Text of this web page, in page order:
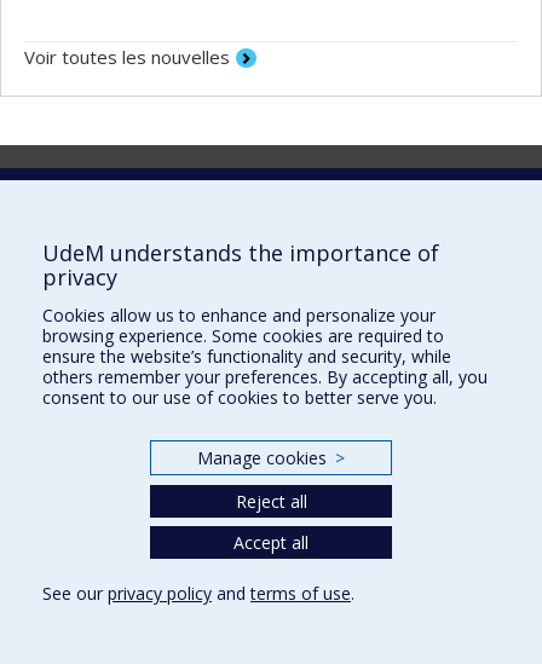
Voir toutes les nouvelles
Laboratoire d'innovation
Vice-rectorat aux affaires étudiantes et aux études
Inven_T
Consortium Santé Numérique
UdeM understands the importance of
privacy
Cookies allow us to enhance and personalize your
browsing experience. Some cookies are required to
ensure the website’s functionality and security, while
others remember your preferences. By accepting all, you
consent to our use of cookies to better serve you.
Manage cookies >
Reject all
Accept all
See our privacy policy andterms of use.